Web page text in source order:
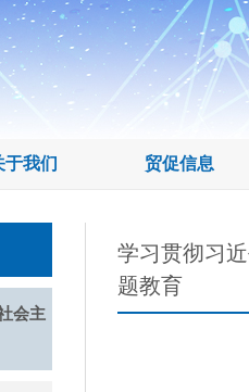
于我们 贸促信息
会主
学习贯彻习
题教育